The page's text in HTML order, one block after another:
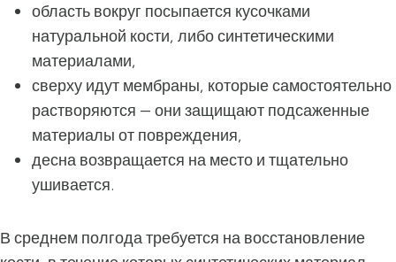
область вокруг посыпается кусочками
натуральной кости, либо синтетическими
материалами,
сверху идут мембраны, которые самостоятельно
растворяются — они защищают подсаженные
материалы от повреждения,
десна возвращается на место и тщательно
ушивается.
В среднем полгода требуется на восстановление